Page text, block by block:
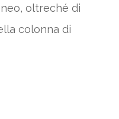
oltreché di
colonna di